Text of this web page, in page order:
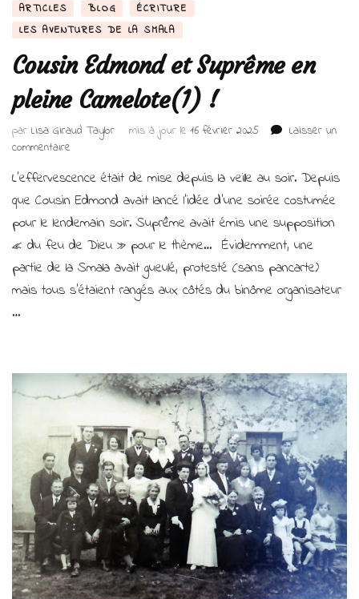
ARTICLES BLOG
ÉCRITURE
LES AVENTURES DE LA SMALA
Cousin Edmond et Suprême en
pleine Camelote(1) !
par Lisa Giraud Taylor mis à jour le 16 février 2025
Laisser un
commentaire
Edmond
et
Suprême
en
pleine
Camelote(1) !
L’effervescence était de mise depuis la veille au soir. Depuis
que Cousin Edmond avait lancé l’idée d’une soirée costumée
pour le lendemain soir. Suprême avait émis une supposition
« du feu de Dieu » pour le thème… Évidemment, une
partie de la Smala avait gueulé, protesté (sans pancarte)
mais tous s’étaient rangés aux côtés du binôme organisateur
…